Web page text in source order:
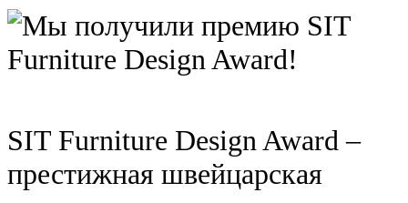
SIT Furniture Design Award –
престижная швейцарская